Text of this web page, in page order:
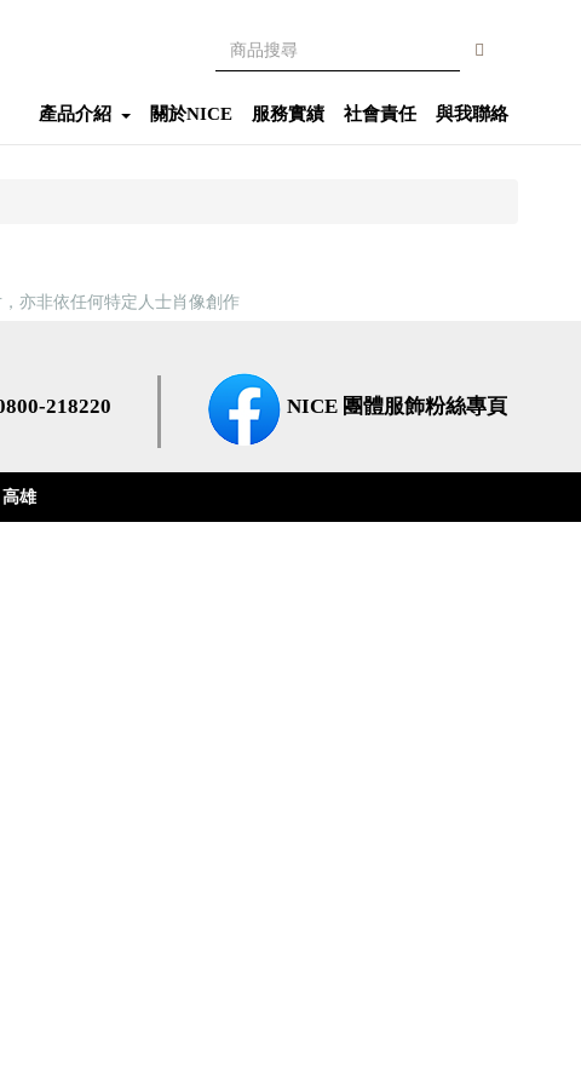
產品介紹 關於NICE 服務實績 社會責任 與我聯絡
亦非依任何特定人士肖像創作
218220 NICE 團體服飾粉絲專頁
雄